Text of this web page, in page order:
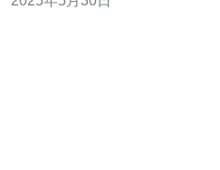
供了高效的网络通信服务。 香港的国际带宽具有以下几个